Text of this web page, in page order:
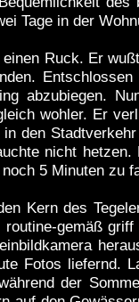
Tage in der
Ruck. Er
abzubiegen.
wohler. Er
den
nicht
5 Minuten zu
Kern des
routine-gemäß
Fotos liefernd.
der